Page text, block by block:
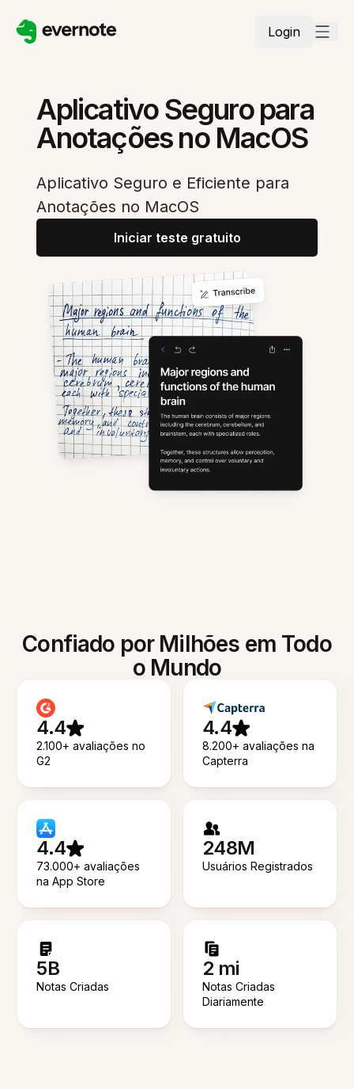
Login
Aplicativo Seguro para
Anotações no MacOS
Aplicativo Seguro e Eficiente para
Anotações no MacOS
Iniciar teste gratuito
Confiado por Milhões em Todo
o Mundo
4.4
2.100+ avaliações no
G2
4.4
8.200+ avaliações na
Capterra
4.4
73.000+ avaliações
na App Store
248M
Usuários Registrados
5B
Notas Criadas
2 mi
Notas Criadas
Diariamente